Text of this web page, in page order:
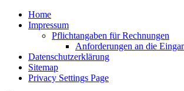
Home
Impressum
Pflichtangaben für Rechnungen
Anforderungen an die
Datenschutzerklärung
Sitemap
Privacy Settings Page